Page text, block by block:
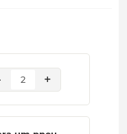
2 +